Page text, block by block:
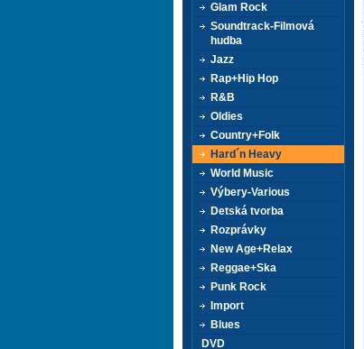
Glam Rock
Soundtrack-Filmová
hudba
Jazz
Rap+Hip Hop
R&B
Oldies
Country+Folk
Hard´n Heavy
World Music
Výbery-Various
Detská tvorba
Rozprávky
New Age+Relax
Reggae+Ska
Punk Rock
Import
Blues
DVD